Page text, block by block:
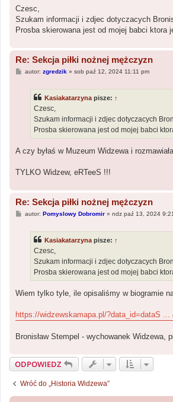
s
Czesc,
Szukam informacji i zdjec dotyczacych
Prosba skierowana jest od mojej babci ktora
Re: Sekcja piłki nożnej mężczyzn
Pautor: zgredzik» sob paź 12, 2024 11:11 pm
Kasiakatarzyna pisze: ↑
Czesc,
Szukam informacji i zdjec dotyczacych
Prosba skierowana jest od mojej babci
A czy byłaś w Muzeum Widzewa i
TYLKO Widzew, eRTeeS !!!
Re: Sekcja piłki nożnej mężczyzn
Pautor: Pomyslowy Dobromir» ndz paź 13, 2024
Kasiakatarzyna pisze: ↑
Czesc,
Szukam informacji i zdjec dotyczacych
Prosba skierowana jest od mojej babci
Wiem tylko tyle, ile opisaliśmy w biogramie
https://widzewskamapa.pl/?data_id=dataS ...
Bronisław Stempel - wychowanek Widzewa,
ODPOWIEDZ
Wróć do „Historia Widzewa”